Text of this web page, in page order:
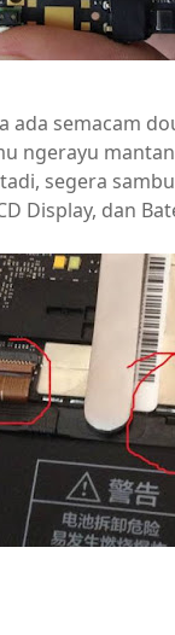
ada semacam
ngerayu
segera
Display, dan